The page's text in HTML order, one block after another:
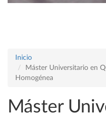
Inicio
Máster Universitario en
Homogénea
Máster